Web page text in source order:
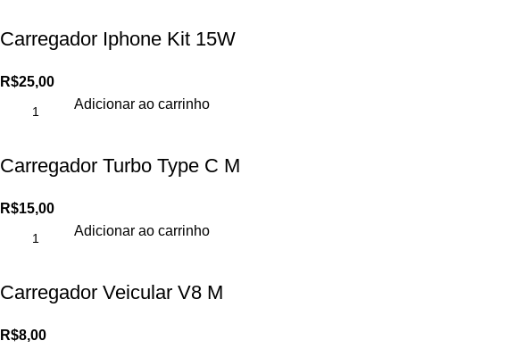
Carregador Iphone Kit 15W
R$25,00
Adicionar ao carrinho
Carregador Turbo Type C M
R$15,00
Adicionar ao carrinho
Carregador Veicular V8 M
R$8,00